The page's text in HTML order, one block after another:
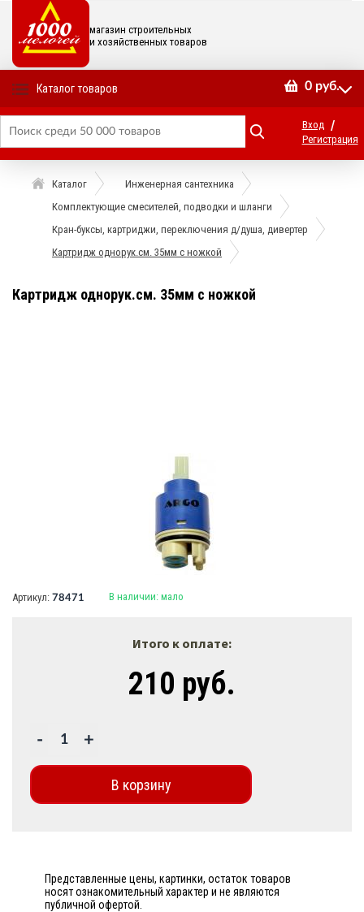
магазин строительных
и хозяйственных товаров
Каталог товаров 0 руб.
Вход /
Регистрация
Каталог
Инженерная сантехника
Комплектующие смесителей, подводки и шланги
Кран-буксы, картриджи, переключения д/душа, дивертер
Картридж однорук.см. 35мм с ножкой
Картридж однорук.см. 35мм с ножкой
Артикул: 78471 В наличии: мало
Представленные цены, картинки, остаток товаров
носят ознакомительный характер и не являются
публичной офертой.
Итого к оплате:
210 руб.
+
-
В корзину